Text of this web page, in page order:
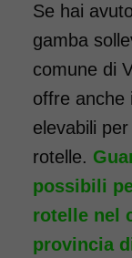
Se hai
gamba
comune di
offre anche
elevabili
rotelle.
possibili
rotelle nel
provincia